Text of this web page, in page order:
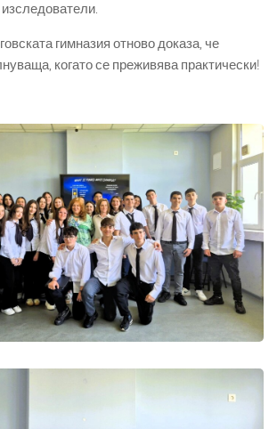
гимназия отново доказа, че
когато се преживява практически!